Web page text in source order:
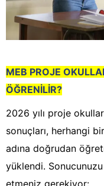
MEB PROJE
ÖĞRENİLİR?
2026 yılı proje
sonuçları, herhangi
adına doğrudan
yüklendi.
etmeniz gerekiyor: